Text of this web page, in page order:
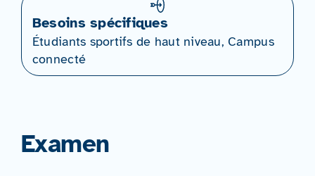
Besoins spécifiques
Étudiants sportifs de haut niveau, Campus
connecté
Examen